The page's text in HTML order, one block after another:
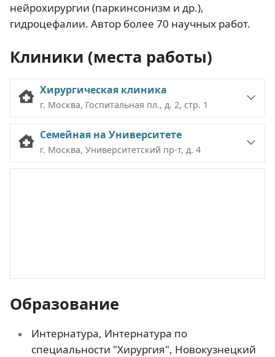
нейрохирургии (паркинсонизм и др.),
гидроцефалии. Автор более 70 научных работ.
Клиники (места работы)
Хирургическая клиника
г. Москва, Госпитальная пл., д. 2, стр. 1
Семейная на Университете
г. Москва, Университетский пр-т, д. 4
Образование
Интернатура, Интернатура по
специальности "Хирургия", Новокузнецкий